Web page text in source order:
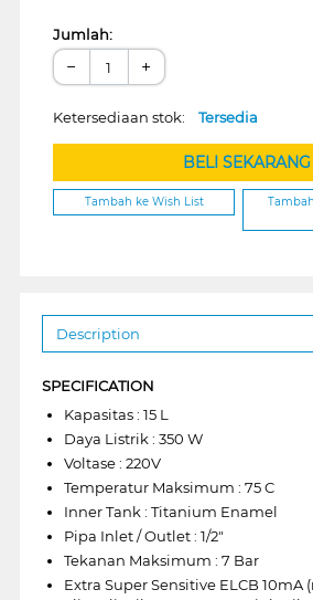
Jumlah:
− +
Ketersediaan stok: Tersedia
BELI SEKARANG
Tambah ke Wish List
Description
SPECIFICATION
Kapasitas : 15 L
Daya Listrik : 350 W
Voltase : 220V
Temperatur Maksimum : 75 C
Inner Tank : Titanium Enamel
Pipa Inlet / Outlet : 1/2"
Tekanan Maksimum : 7 Bar
Extra Super Sensitive ELCB